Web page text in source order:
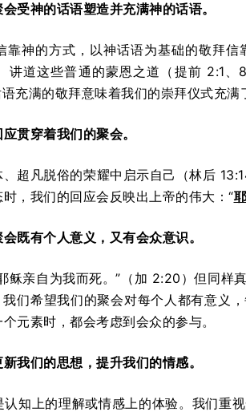
受神的话语塑造并充满神的话语。
靠神的方式，以神话语为基础的敬拜
讲道这些普通的蒙恩之道（提前 2:1
充满的敬拜意味着我们的崇拜仪式充
应贯穿着我们的聚会。
超凡脱俗的荣耀中启示自己（林后
，我们的回应会反映出上帝的伟大：“
会既有个人意义，又有会众意识。
稣亲自为我而死。”（加 2:20）但同样
们希望我们的聚会对每个人都有意义
元素时，都会考虑到会众的参与。
我们的思想 ，提升我们的情感。
知上的理解或情感上的体验。我们重